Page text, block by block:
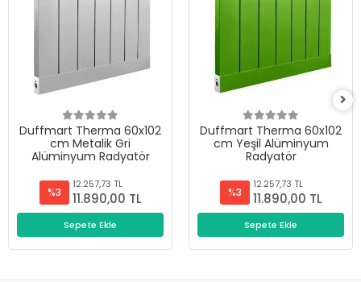
Duffmart Therma 60x102
cm Metalik Gri
Alüminyum Radyatör
%3
12.257,73 TL
11.890,00 TL
Sepete Ekle
Duffmart Therma 60x102
cm Yeşil Alüminyum
Radyatör
%3
12.257,73 TL
11.890,00 TL
Sepete Ekle